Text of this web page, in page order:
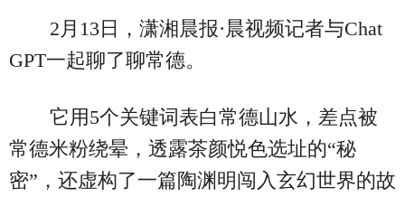
2月13日，潇湘晨报·晨视频记者与Chat
GPT一起聊了聊常德。
它用5个关键词表白常德山水，差点被
常德米粉绕晕，透露茶颜悦色选址的“秘
密”，还虚构了一篇陶渊明闯入玄幻世界的故